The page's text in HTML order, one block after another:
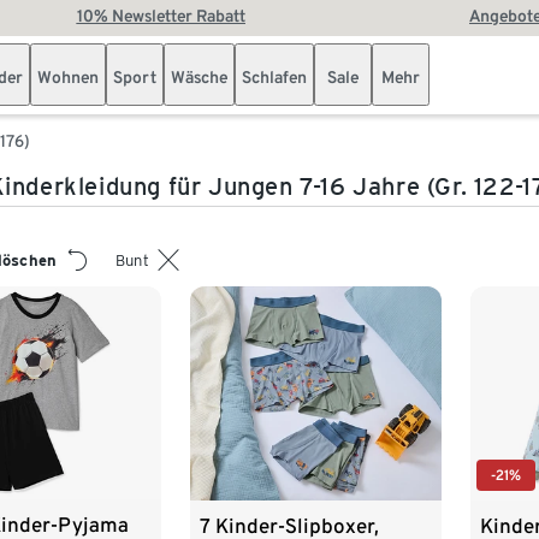
10% Newsletter Rabatt
Wohnen Sport Wäsche Schlafen Sale Mehr
für Jungen 7-16 Jahre (Gr. 122-
Bunt
Pyjama
7 Kinder-Slipboxer,
-21%